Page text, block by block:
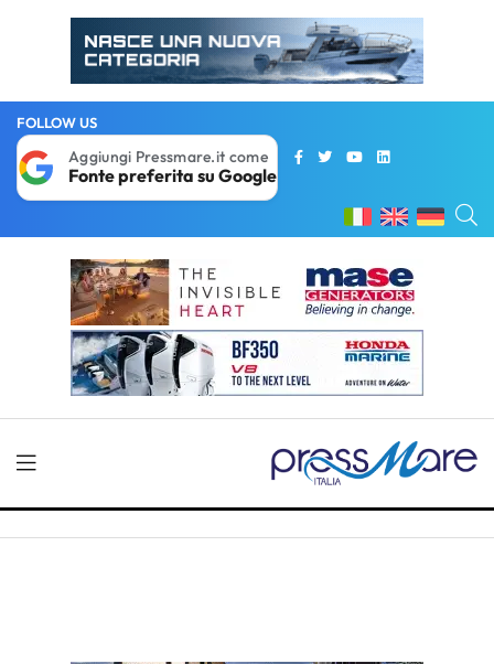
FOLLOW US
Aggiungi Pressmare.it come
Fonte preferita su Google